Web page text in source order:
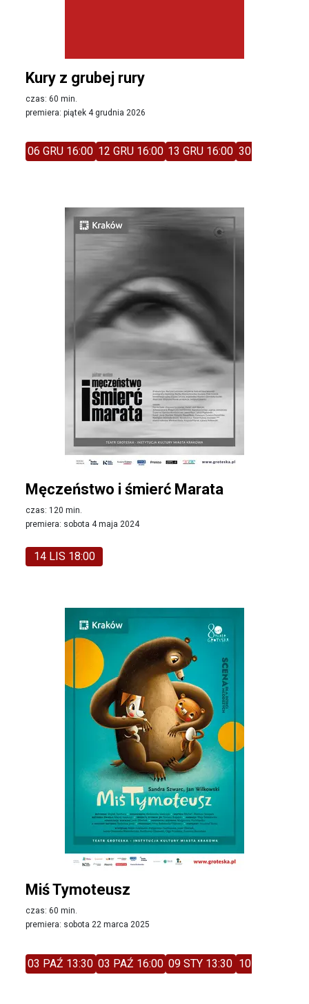
Kury z grubej rury
czas: 60 min.
premiera: piątek 4 grudnia 2026
06 GRU 16:00 12 GRU 16:00 13 GRU 16:00 30 STY 13:30
Męczeństwo i śmierć Marata
czas: 120 min.
premiera: sobota 4 maja 2024
14 LIS 18:00
Miś Tymoteusz
czas: 60 min.
premiera: sobota 22 marca 2025
03 PAŹ 13:30 03 PAŹ 16:00 09 STY 13:30 10 STY 11:00